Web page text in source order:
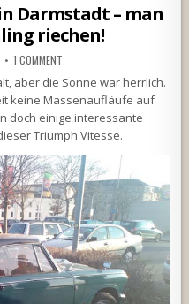
Darmstadt – man
riechen!
1 COMMENT
aber die Sonne war herrlich.
keine Massenaufläufe auf
doch einige interessante
Triumph Vitesse.